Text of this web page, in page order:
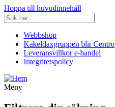
Hoppa till huvudinnehåll
Webbshop
Kakeldaxgruppen blir Centro
Leveransvillkor e-handel
Integritetspolicy
Meny